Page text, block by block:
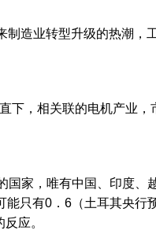
业转型升级的热潮，
，相关联的电机产业，
，唯有中国、印度、
只有0．6（土耳其央
应。